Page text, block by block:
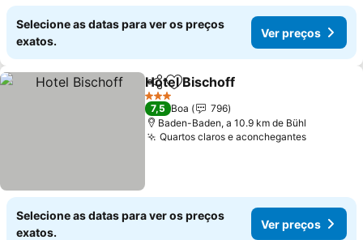
Selecione as datas para ver os preços
exatos.
Ver preços
PartilharAdicionar aos favoritos
Hotel Bischoff
3 Estrelas
7,5 Boa
796
Baden-Baden, a 10.9 km de Bühl
Quartos claros e aconchegantes
Selecione as datas para ver os preços
exatos.
Ver preços